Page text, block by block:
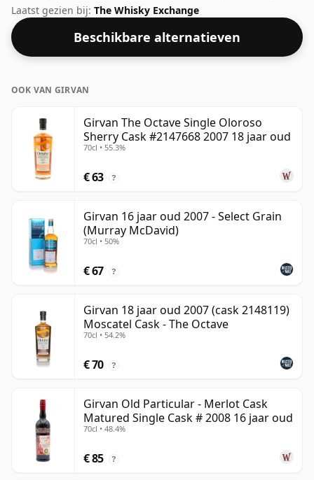
van 46%.
Laatst gezien bij: The Whisky Exchange
Beschikbare alternatieven
OOK VAN GIRVAN
Girvan The Octave Single Oloroso
Sherry Cask #2147668 2007 18 jaar oud
70cl • 55.3%
€ 63 ?
Girvan 16 jaar oud 2007 - Select Grain
(Murray McDavid)
70cl • 50%
€ 67 ?
Girvan 18 jaar oud 2007 (cask 2148119)
Moscatel Cask - The Octave
70cl • 54.2%
€ 70 ?
Girvan Old Particular - Merlot Cask
Matured Single Cask # 2008 16 jaar oud
70cl • 48.4%
€ 85 ?